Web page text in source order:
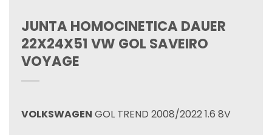
JUNTA HOMOCINETICA DAUER
22X24X51 VW GOL SAVEIRO
VOYAGE
VOLKSWAGEN GOL TREND 2008/2022 1.6 8V